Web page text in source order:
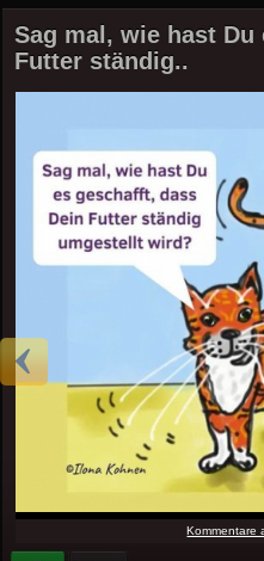
Sag mal, wie hast
Futter ständig..
Kommentare